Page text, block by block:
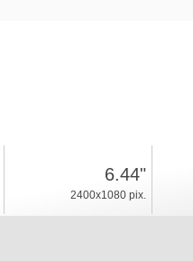
6.44"
2400x1080 pix.